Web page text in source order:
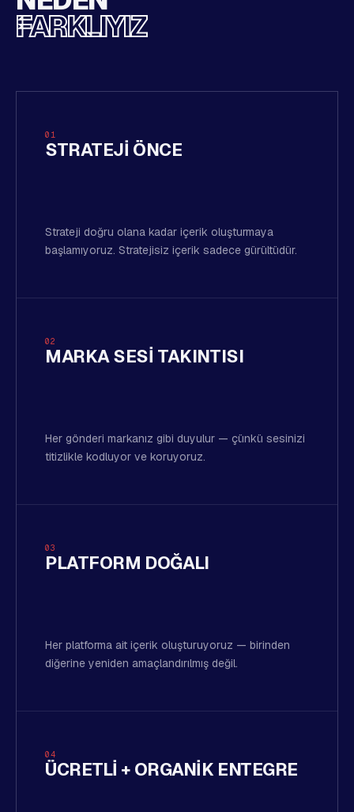
FARKLIYIZ
01
STRATEJI ÖNCE
Strateji doğru olana kadar içerik oluşturmaya
başlamıyoruz. Stratejisiz içerik sadece gürültüdür.
02
MARKA SESI TAKINTISI
Her gönderi markanız gibi duyulur — çünkü sesinizi
titizlikle kodluyor ve koruyoruz.
03
PLATFORM DOĞALI
Her platforma ait içerik oluşturuyoruz — birinden
diğerine yeniden amaçlandırılmış değil.
04
ÜCRETLI + ORGANIK ENTEGRE